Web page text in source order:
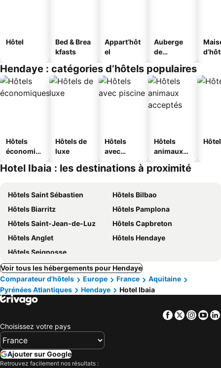
Hôtel
Bed & Brea
kfasts
Appart’hôt
el
Auberge
de
Hendaye : catégories d’hôtels populaires
Hôtels
économiq
Hôtels de
luxe
Hôtels
avec
Hôtels
animaux
Hotel Ibaia : les destinations à proximité
Hôtels Saint Sébastien
Hôtels Bilbao
Hôtels Biarritz
Hôtels Pamplona
Hôtels Saint-Jean-de-Luz
Hôtels Capbreton
Hôtels Anglet
Hôtels Hendaye
Hôtels Seignosse
Voir tous les hébergements pour Hendaye
Comparateur d'hôtels
Europe France
Aquitaine
Pyrénées Atlantiques
Hendaye Hotel Ibaia
Facebook
Twitter
Choisissez votre pays
Ajouter sur Google
Retrouvez facilement nos résultats :